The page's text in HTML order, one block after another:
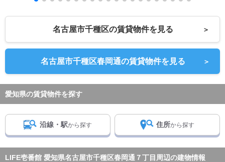
名古屋市千種区の賃貸物件を見る ＞
名古屋市千種区春岡通の賃貸物件を見る ＞
愛知県の賃貸物件を探す
沿線・駅から探す 住所から探す
LIFE壱番館 愛知県名古屋市千種区春岡通７丁目周辺の建物情報